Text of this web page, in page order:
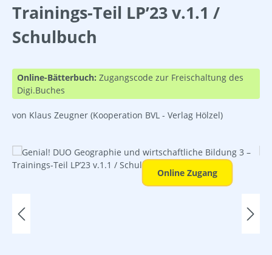
Trainings-Teil LP’23 v.1.1 /
Schulbuch
Online-Bätterbuch: Zugangscode zur Freischaltung des
Digi.Buches
von Klaus Zeugner (Kooperation BVL - Verlag Hölzel)
Bildergalerie überspringen
Online Zugang